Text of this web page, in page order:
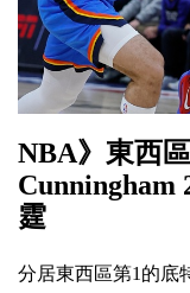
NBA》東西
霆
分居東西區第1的底